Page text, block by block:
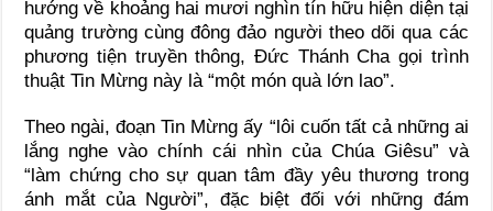
hướng về khoảng hai mươi nghìn tín hữu hiện diện tại
quảng trường cùng đông đảo người theo dõi qua các
phương tiện truyền thông, Đức Thánh Cha gọi trình
thuật Tin Mừng này là “một món quà lớn lao”.
Theo ngài, đoạn Tin Mừng ấy “lôi cuốn tất cả những ai
lắng nghe vào chính cái nhìn của Chúa Giêsu” và
“làm chứng cho sự quan tâm đầy yêu thương trong
ánh mắt của Người”, đặc biệt đối với những đám